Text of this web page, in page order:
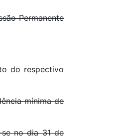
Permanente
do respectivo
mínima de
no dia 31 de